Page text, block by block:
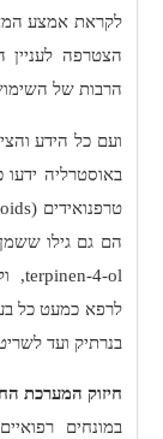
הצטרפה לעניין
הרבות של
ועם כל הידע
באוסטרליה
טרפנואידים (
הם גם גילו
terpinen-4-ol
,
לרפא כמעט כל
בנרתיק ועד
חיזוק המערכת
במונחים